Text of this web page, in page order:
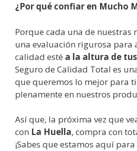
¿Por qué confiar en Mucho
Porque cada una de nuestras
una evaluación rigurosa para
calidad esté a la altura de
Seguro de Calidad Total es
que queremos lo mejor para
plenamente en nuestros
Así que, la próxima vez que
con La Huella, compra con
¡Sabes que estamos aquí